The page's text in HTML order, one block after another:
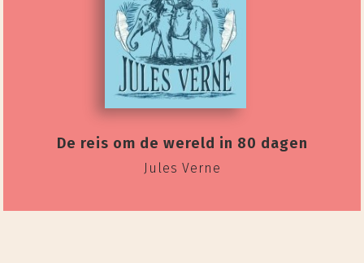
De reis om de wereld in 80 dagen
Jules Verne